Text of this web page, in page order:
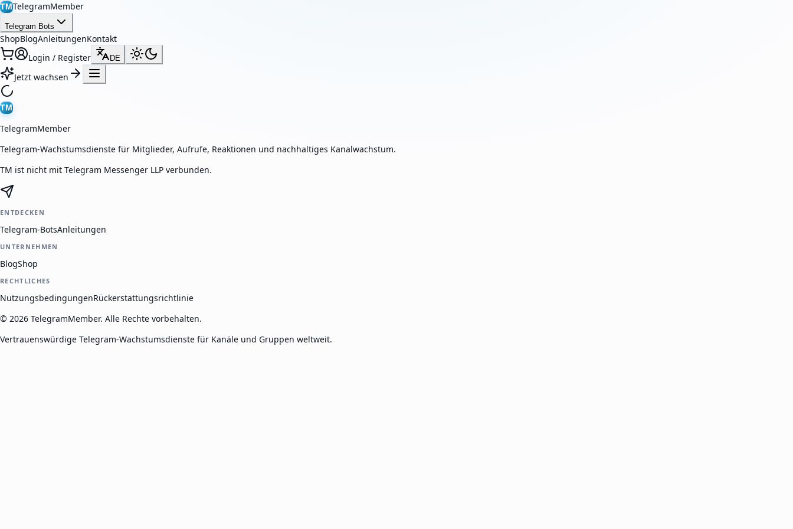
TMTelegramMember
Telegram Bots
ShopBlogAnleitungenKontakt
Login / Register
DE
Jetzt wachsen
TM
TelegramMember
Telegram-Wachstumsdienste für Mitglieder, Aufrufe, Reaktionen und nachhaltiges Kanalwachstum.
TM ist nicht mit Telegram Messenger LLP verbunden.
ENTDECKEN
Telegram-BotsAnleitungen
UNTERNEHMEN
BlogShop
RECHTLICHES
NutzungsbedingungenRückerstattungsrichtlinie
© 2026 TelegramMember. Alle Rechte vorbehalten.
Vertrauenswürdige Telegram-Wachstumsdienste für Kanäle und Gruppen weltweit.